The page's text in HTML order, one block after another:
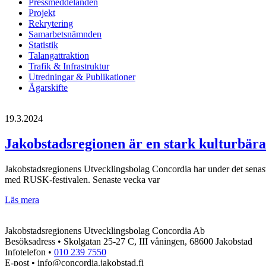
Projekt
Rekrytering
Samarbetsnämnden
Statistik
Talangattraktion
Trafik & Infrastruktur
Utredningar & Publikationer
Ägarskifte
19.3.2024
Jakobstadsregionen är en stark
Jakobstadsregionens Utvecklingsbolag Concordia har under det
med RUSK-festivalen. Senaste vecka var
Läs mera
stark
kulturbärare
–
låt
Jakobstadsregionens Utvecklingsbolag Concordia Ab
Besöksadress • Skolgatan 25-27 C, III våningen, 68600 Jakobstad
Infotelefon • 010 239 7550
E-post • info@concordia.jakobstad.fi